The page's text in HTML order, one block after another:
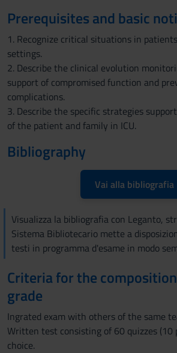
Prerequisites and basic
1. Recognize critical situations in
settings.
2. Describe the clinical evolution
support of compromised function and
complications.
3. Describe the specific strategies
of the patient and family in ICU.
Bibliography
Vai alla bibliografia
Visualizza la bibliografia con Leganto,
Sistema Bibliotecario mette a
testi in programma d'esame in modo
Criteria for the
grade
Ingrated exam with others of the same
Written test consisting of 60 quizzes (10
choice.